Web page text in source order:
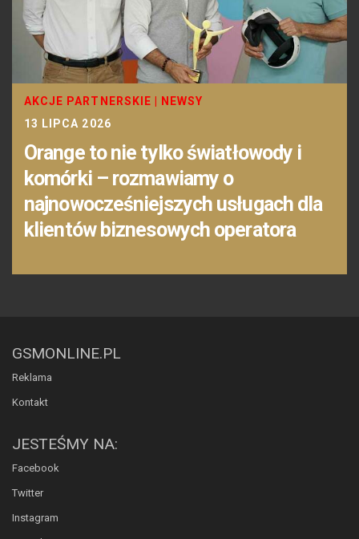
AKCJE PARTNERSKIE
NEWSY
13 LIPCA 2026
Orange to nie tylko światłowody i
komórki – rozmawiamy o
najnowocześniejszych usługach dla
klientów biznesowych operatora
GSMONLINE.PL
Reklama
Kontakt
JESTEŚMY NA:
Facebook
Twitter
Instagram